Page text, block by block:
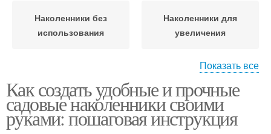
Наколенники без
использования
Наколенники для
увеличения
наколенники
наколенники
Показать все
Как создать удобные и прочные
садовые наколенники своими
руками: пошаговая инструкция